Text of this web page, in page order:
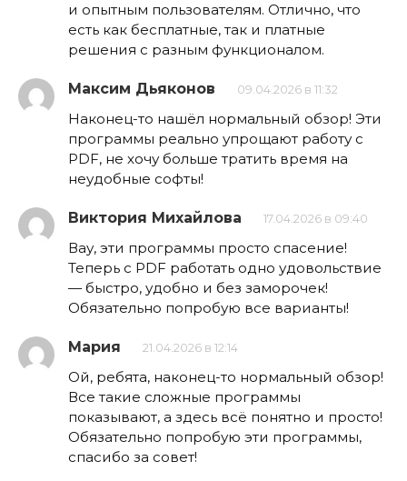
и опытным пользователям. Отлично, что
есть как бесплатные, так и платные
решения с разным функционалом.
Максим Дьяконов 09.04.2026 в 11:32
Наконец-то нашёл нормальный обзор! Эти
программы реально упрощают работу с
PDF, не хочу больше тратить время на
неудобные софты!
Виктория Михайлова 17.04.2026 в 09:40
Вау, эти программы просто спасение!
Теперь с PDF работать одно удовольствие
— быстро, удобно и без заморочек!
Обязательно попробую все варианты!
Мария 21.04.2026 в 12:14
Ой, ребята, наконец-то нормальный обзор!
Все такие сложные программы
показывают, а здесь всё понятно и просто!
Обязательно попробую эти программы,
спасибо за совет!